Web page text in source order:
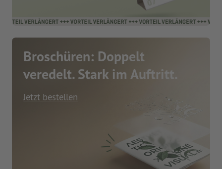
Broschüren: Doppelt
veredelt. Stark im Auftritt.
Jetzt bestellen